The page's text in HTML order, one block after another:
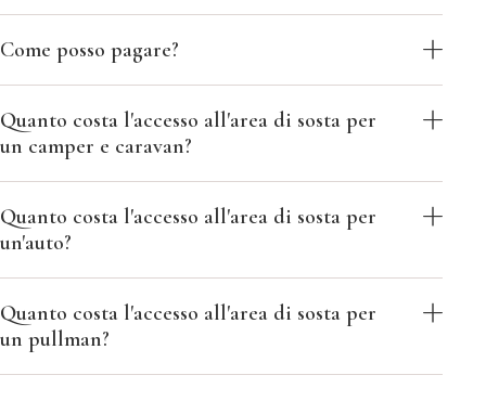
Come posso pagare?
Quanto costa l'accesso all'area di sosta per
un camper e caravan?
Quanto costa l'accesso all'area di sosta per
un'auto?
Quanto costa l'accesso all'area di sosta per
un pullman?